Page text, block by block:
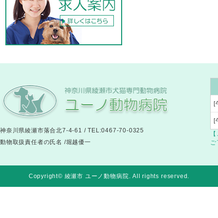
神奈川県綾瀬市落合北7-4-61 / TEL:0467-70-0325
動物取扱責任者の氏名 /堀越優一
[
[
ご
Copyright© 綾瀬市 ユーノ動物病院. All rights reserved.